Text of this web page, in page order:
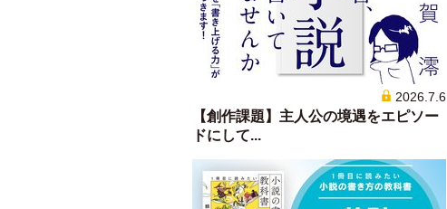
2026.7.6
【創作課題】主人公の境遇をエピソー
ドにして...